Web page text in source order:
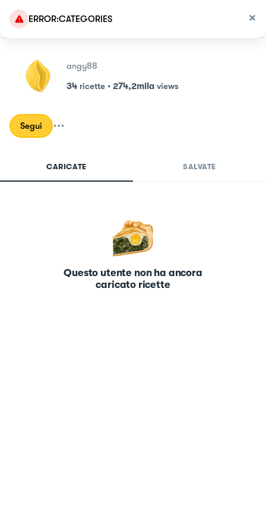
ERROR:CATEGORIES
angy88
34 ricette • 274,2mila views
Segui
CARICATE SALVATE
Questo utente non ha ancora
caricato ricette